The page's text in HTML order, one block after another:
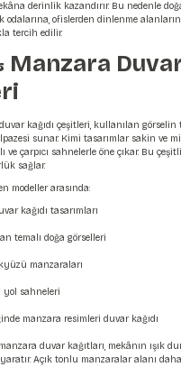
derinlik kazandırır. Bu nedenle
odalarına, ofislerden dinlenme
tercih edilir.
Manzara Duvar
duvar kağıdı çeşitleri, kullanılan görselin
sunar. Kimi tasarımlar sakin ve
ve çarpıcı sahnelerle öne çıkar. Bu
sağlar.
modeller arasında:
kağıdı tasarımları
temalı doğa görselleri
manzaraları
yol sahneleri
manzara resimleri duvar kağıdı
manzara duvarkağıtları, mekânın ışık
Açık tonlu manzaralar alanı